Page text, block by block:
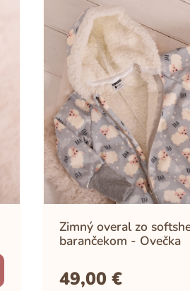
Zimný overal zo
barančekom - Ovečka
49,00 €